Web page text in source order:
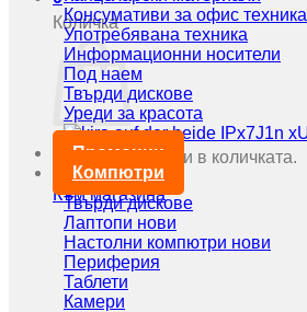
Количка
Нямате артикули в количката.
Към магазина
Консумативи за офис техника
Употребявана техника
Информационни носители
Под наем
Твърди дискове
Уреди за красота
Промоции
Компютри
Твърди дискове
Лаптопи нови
Настолни компютри нови
Периферия
Таблети
Камери